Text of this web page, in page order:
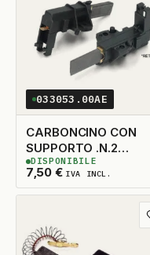
033053.00AE
CARBONCINO CON
SUPPORTO .N.2
5X14X33 TAGLIO DX
ADATTABILE
7,50 € IVA INCL.
13 DISPONIBILI
DISPONIBILE